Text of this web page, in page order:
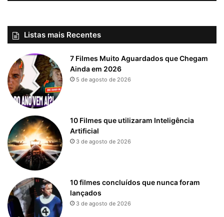
Listas mais Recentes
7 Filmes Muito Aguardados que Chegam
Ainda em 2026
5 de agosto de 2026
10 Filmes que utilizaram Inteligência
Artificial
3 de agosto de 2026
10 filmes concluídos que nunca foram
lançados
3 de agosto de 2026